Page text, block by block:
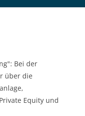
Bei der
über die
Equity und